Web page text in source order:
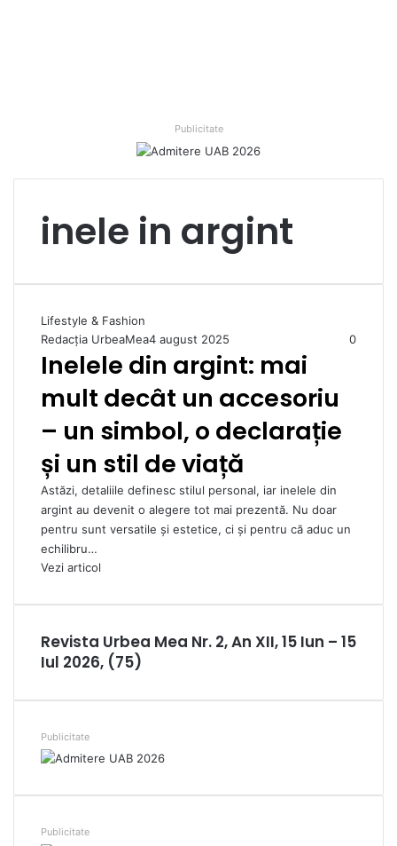
Publicitate
inele in argint
Lifestyle & Fashion
Redacția UrbeaMea4 august 2025 0
Inelele din argint: mai
mult decât un accesoriu
– un simbol, o declarație
și un stil de viață
Astăzi, detaliile definesc stilul personal, iar inelele din
argint au devenit o alegere tot mai prezentă. Nu doar
pentru sunt versatile și estetice, ci și pentru că aduc un
echilibru…
Vezi articol
Revista Urbea Mea Nr. 2, An XII, 15 Iun – 15
Iul 2026, (75)
Publicitate
Publicitate